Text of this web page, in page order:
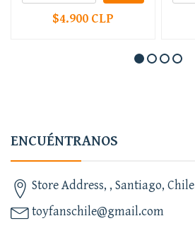
$4.900 CLP
ENCUÉNTRANOS
Store Address, , Santiago, Chile
toyfanschile@gmail.com